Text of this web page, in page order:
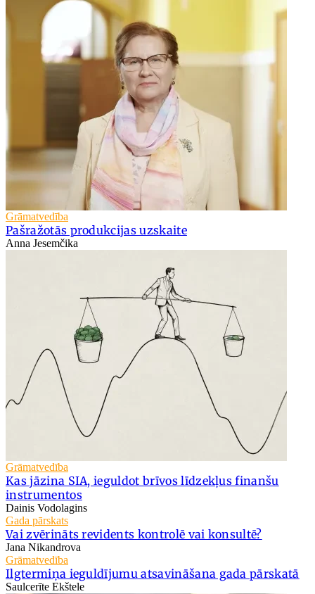
Grāmatvedība
Pašražotās produkcijas uzskaite
Anna Jesemčika
Grāmatvedība
Kas jāzina SIA, ieguldot brīvos līdzekļus finanšu
instrumentos
Dainis Vodolagins
Gada pārskats
Vai zvērināts revidents kontrolē vai konsultē?
Jana Nikandrova
Grāmatvedība
Ilgtermiņa ieguldījumu atsavināšana gada pārskatā
Saulcerīte Ekštele